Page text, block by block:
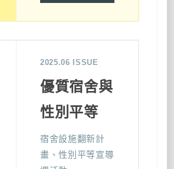
2025.06 ISSUE
優質宿舍與
性別平等
宿舍設施翻新計
畫、性別平等宣導